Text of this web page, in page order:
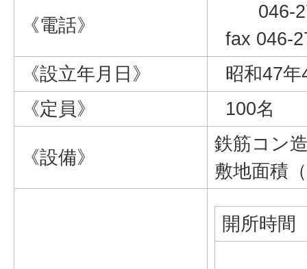
《電話》
046-
fax 046-
《設立年月日》
昭和47
《定員》
100名
《設備》
鉄筋コン
敷地面積
開所時間